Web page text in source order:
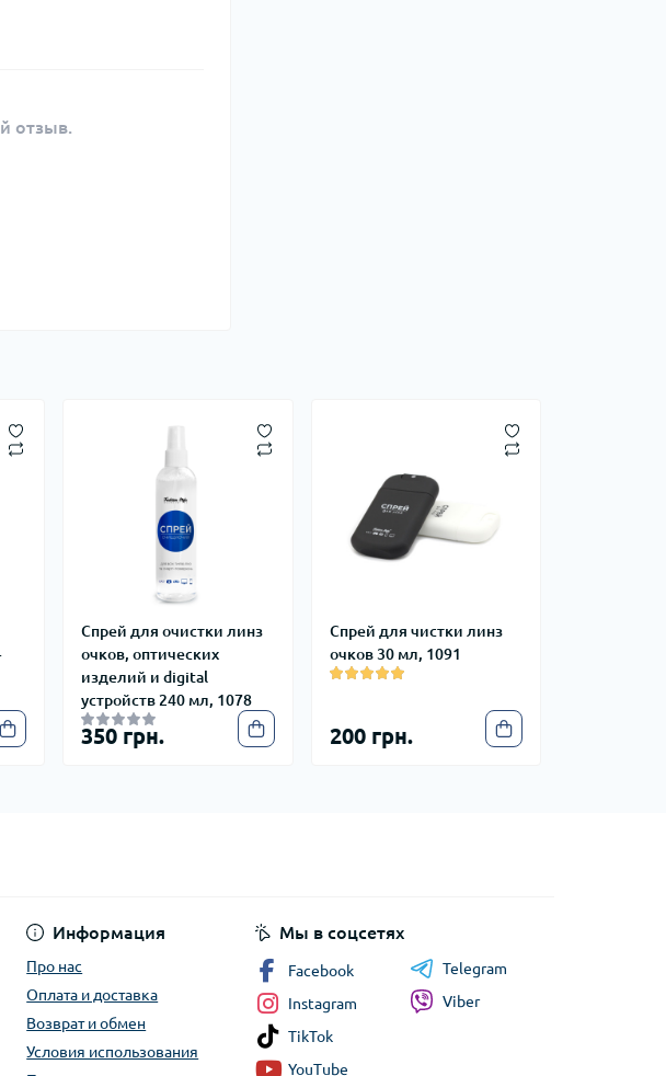
отзыв.
Спрей для очистки линз
очков, оптических
изделий и digital
устройств 240 мл, 1078
350 грн.
Спрей для чистки линз
очков 30 мл, 1091
200 грн.
Информация
Про нас
Оплата и доставка
Возврат и обмен
Условия использования
Мы в соцсетях
Facebook
Instagram
TikTok
YouTube
Telegram
Viber